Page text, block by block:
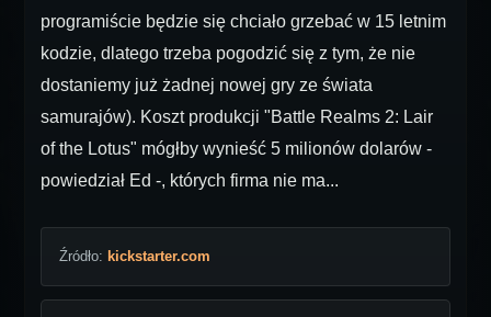
programiście będzie się chciało grzebać w 15 letnim
kodzie, dlatego trzeba pogodzić się z tym, że nie
dostaniemy już żadnej nowej gry ze świata
samurajów). Koszt produkcji "Battle Realms 2: Lair
of the Lotus" mógłby wynieść 5 milionów dolarów -
powiedział Ed -, których firma nie ma...
Źródło: kickstarter.com